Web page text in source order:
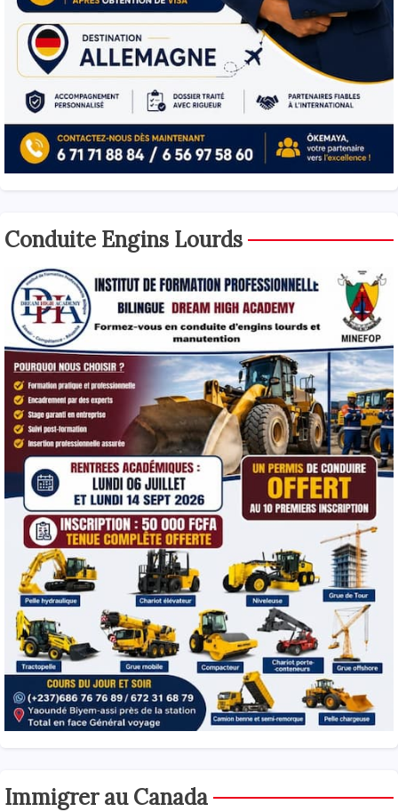
Conduite Engins Lourds
Immigrer au Canada